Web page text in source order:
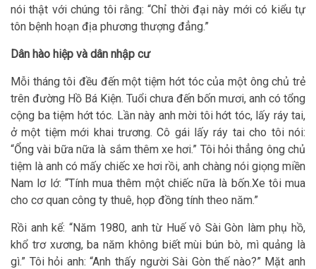
nói thật với chúng tôi rằng: “Chỉ thời đại này mới có kiểu tự
tôn bệnh hoạn địa phương thượng đẳng.”
Dân hào hiệp và dân nhập cư
Mỗi tháng tôi đều đến một tiệm hớt tóc của một ông chủ trẻ
trên đường Hồ Bá Kiện. Tuổi chưa đến bốn mươi, anh có tổng
cộng ba tiệm hớt tóc. Lần này anh mời tôi hớt tóc, lấy ráy tai,
ở một tiệm mới khai trương. Cô gái lấy ráy tai cho tôi nói:
“Ổng vài bữa nữa là sắm thêm xe hơi.” Tôi hỏi thẳng ông chủ
tiệm là anh có mấy chiếc xe hơi rồi, anh chàng nói giọng miền
Nam lơ lớ: “Tính mua thêm một chiếc nữa là bốn.Xe tôi mua
cho cơ quan công ty thuê, họp đồng tính theo năm.”
Rồi anh kể: “Năm 1980, anh từ Huế vô Sài Gòn làm phụ hồ,
khổ trơ xương, ba năm không biết mùi bún bò, mì quảng là
gì.” Tôi hỏi anh: “Anh thấy người Sài Gòn thế nào?” Mặt anh